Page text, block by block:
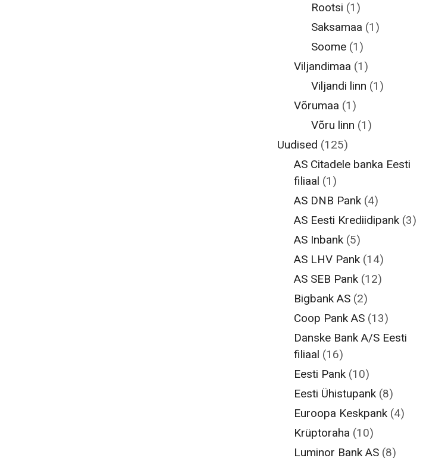
Rootsi (1)
Saksamaa (1)
Soome(1)
Viljandimaa (1)
Viljandi linn (1)
Võrumaa (1)
Võru linn (1)
Uudised (125)
AS Citadele banka Eesti
filiaal (1)
AS DNB Pank (4)
AS Eesti Krediidipank (3)
AS Inbank (5)
AS LHV Pank (14)
AS SEB Pank (12)
Bigbank AS (2)
Coop Pank AS (13)
Danske Bank A/S Eesti
filiaal (16)
Eesti Pank (10)
Eesti Ühistupank (8)
Euroopa Keskpank (4)
Krüptoraha (10)
Luminor Bank AS (8)